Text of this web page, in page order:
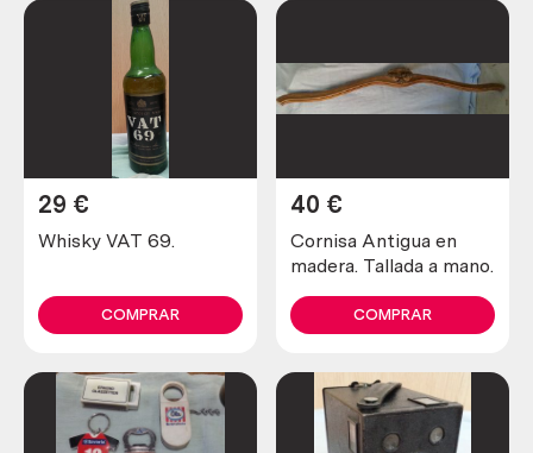
Whisky VAT 69.
29 €
COMPRAR
Cornisa Antigua en
madera. Tallada a mano.
40 €
COMPRAR